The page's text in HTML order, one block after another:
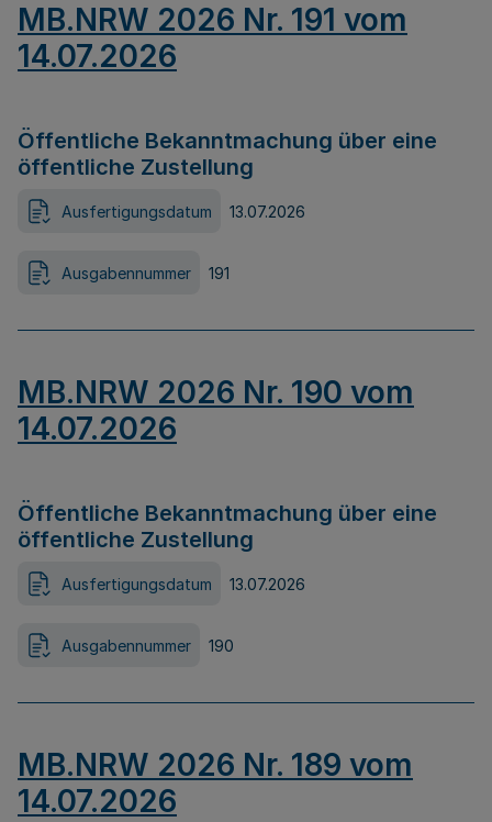
MB.NRW 2026 Nr. 191 vom
14.07.2026
Öffentliche Bekanntmachung über eine
öffentliche Zustellung
Ausfertigungsdatum 13.07.2026
Ausgabennummer 191
MB.NRW 2026 Nr. 190 vom
14.07.2026
Öffentliche Bekanntmachung über eine
öffentliche Zustellung
Ausfertigungsdatum 13.07.2026
Ausgabennummer 190
MB.NRW 2026 Nr. 189 vom
14.07.2026